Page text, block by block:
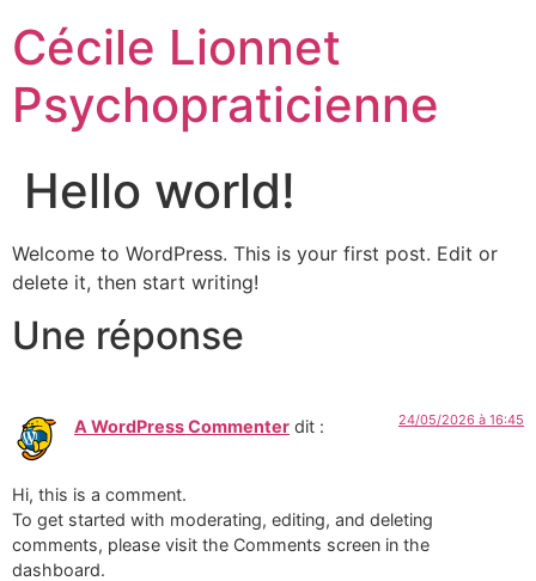
Cécile Lionnet
Psychopraticienne
Hello world!
Welcome to WordPress. This is your first post. Edit or
delete it, then start writing!
Une réponse
A WordPress Commenter dit : 24/05/2026 à 16:45
Hi, this is a comment.
To get started with moderating, editing, and deleting
comments, please visit the Comments screen in the
dashboard.